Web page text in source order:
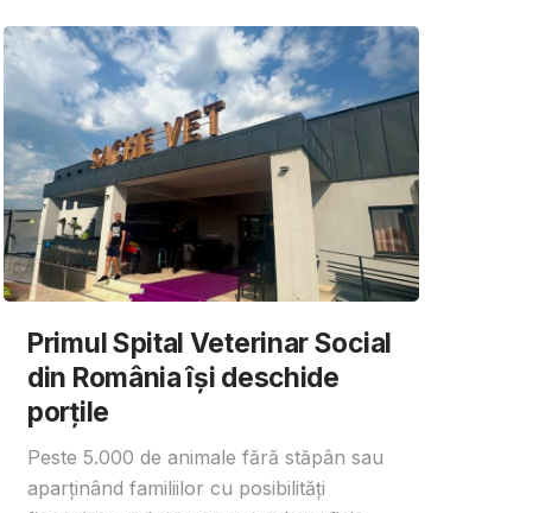
Primul Spital Veterinar Social
din România își deschide
porțile
Peste 5.000 de animale fără stăpân sau
aparținând familiilor cu posibilități